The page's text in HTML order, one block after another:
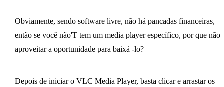
Obviamente, sendo software livre, não há pancadas financeiras,
então se você não'T tem um media player específico, por que não
aproveitar a oportunidade para baixá -lo?
Depois de iniciar o VLC Media Player, basta clicar e arrastar os